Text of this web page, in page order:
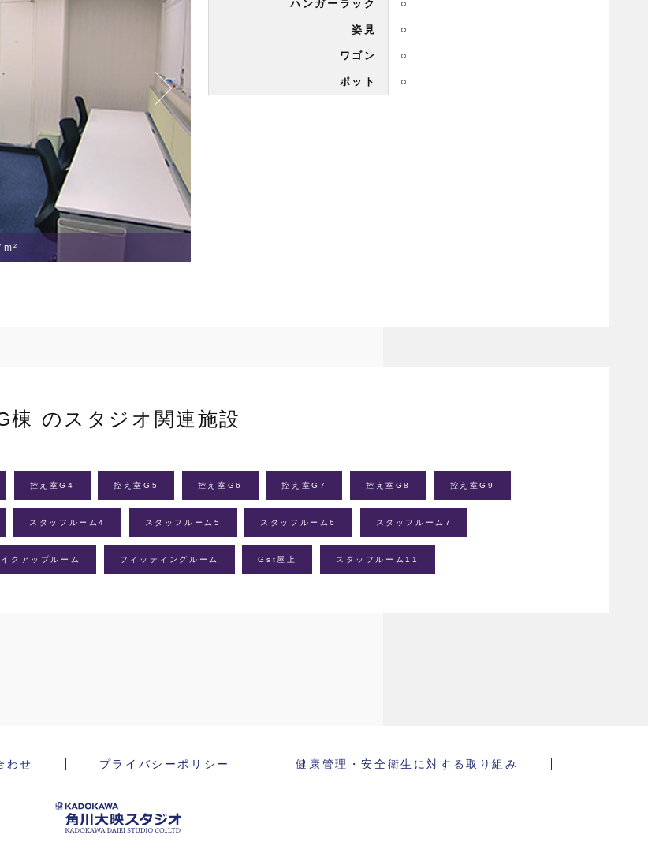
ハンガーラック ○
姿見 ○
ワゴン ○
ポット ○
棟 のスタジオ関連施設
控え室G4 控え室G5 控え室G6 控え室G7 控え室G8 控え室G9
スタッフルーム4 スタッフルーム5 スタッフルーム6 スタッフルーム7
イクアップルーム フィッティングルーム Gst屋上 スタッフルーム11
わせ プライバシーポリシー 健康管理・安全衛生に対する取り組み